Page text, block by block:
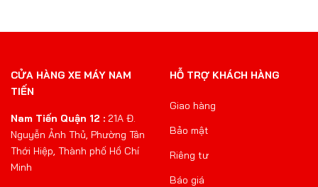
CỬA HÀNG XE MÁY NAM
TIẾN
Nam Tiến Quận 12 : 21A Đ.
Nguyễn Ảnh Thủ, Phường Tân
Thới Hiệp, Thành phố Hồ Chí
Minh
HỖ TRỢ KHÁCH HÀNG
Giao hàng
Bảo mật
Riêng tư
Báo giá